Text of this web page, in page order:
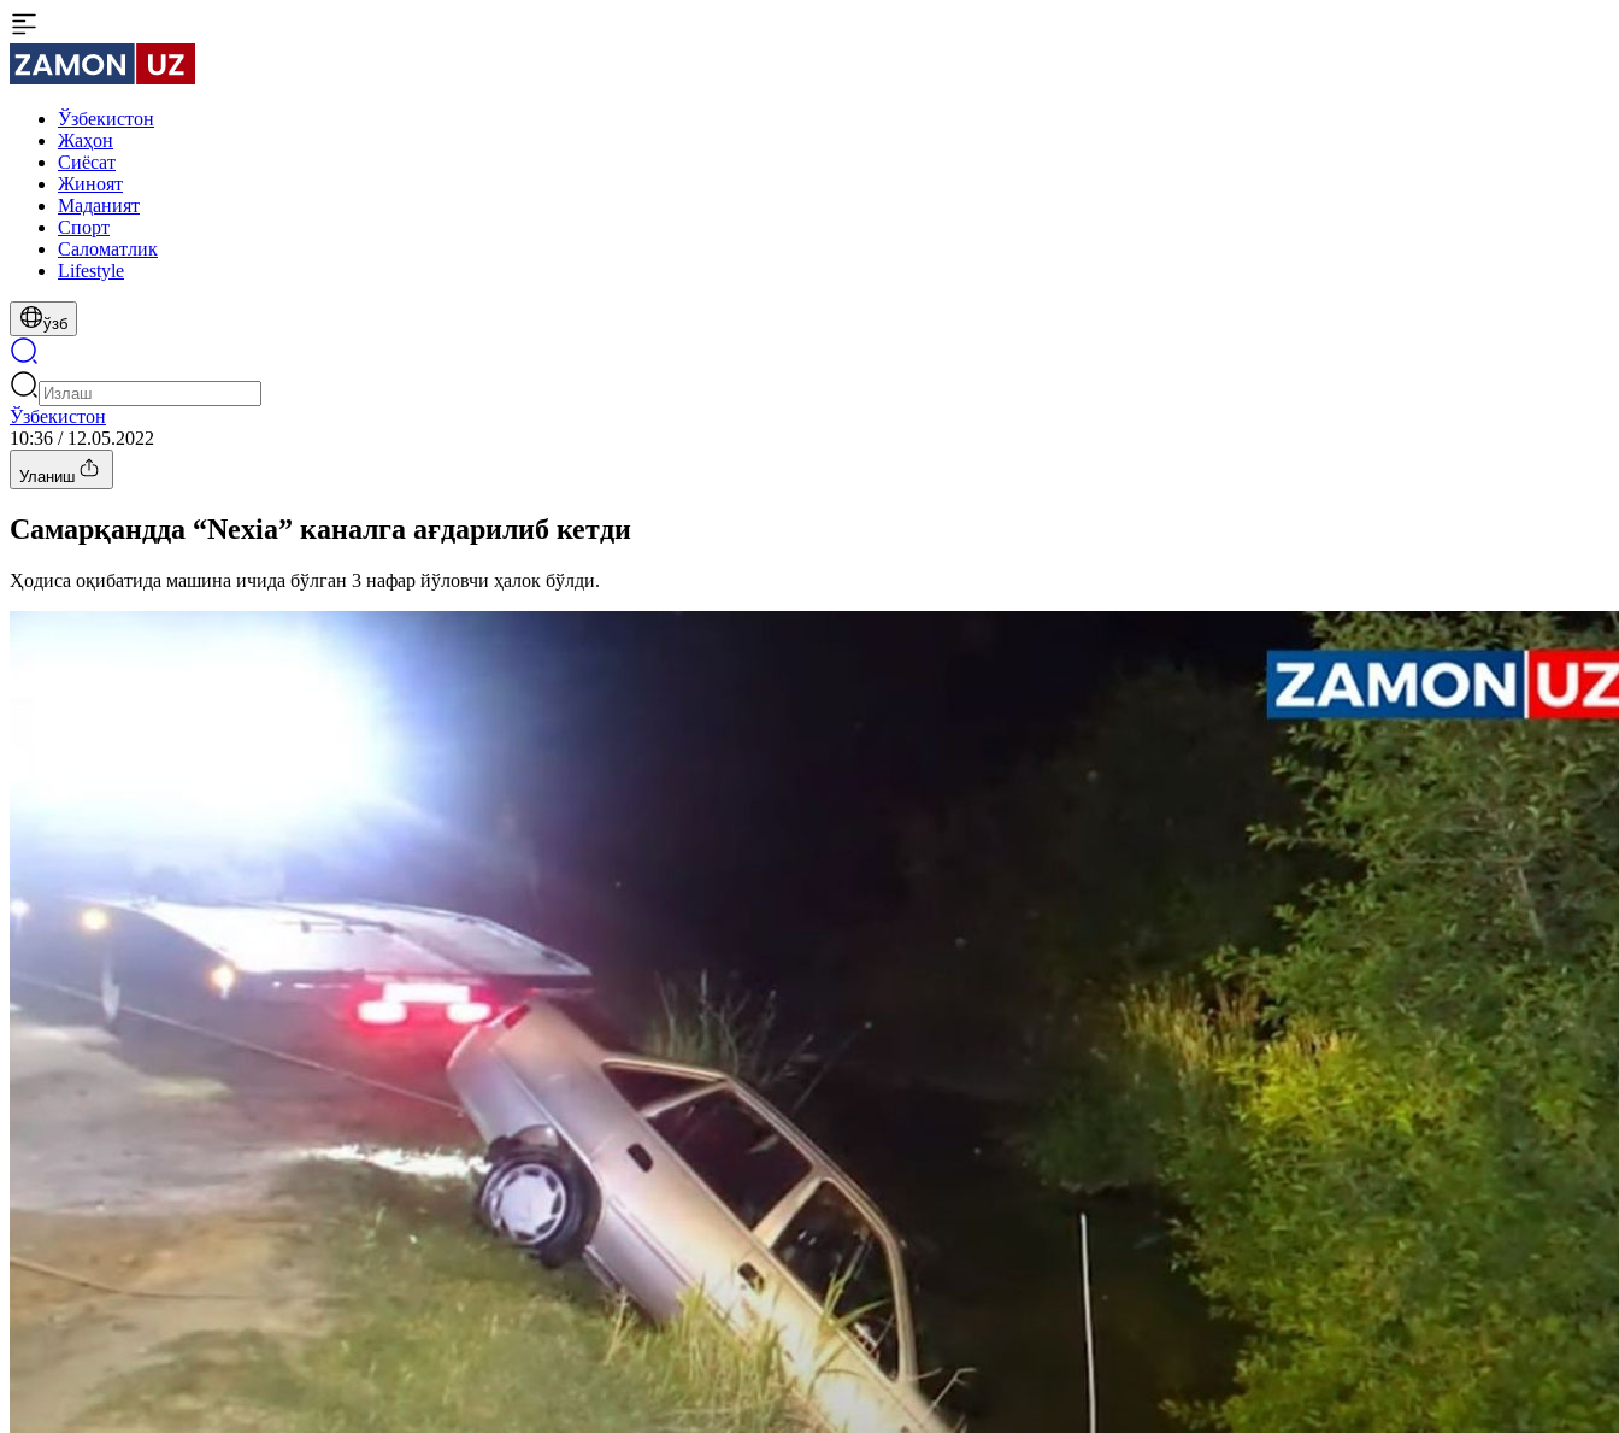
Ўзбекистон
Жаҳон
Сиёсат
Жиноят
Маданият
Спорт
Cаломатлик
Lifestyle
ўзб
Ўзбекистон
10:36 / 12.05.2022
Уланиш
Самарқандда “Nexia” каналга ағдарилиб кетди
Ҳодиса оқибатида машина ичида бўлган 3 нафар йўловчи ҳалок бўлди.